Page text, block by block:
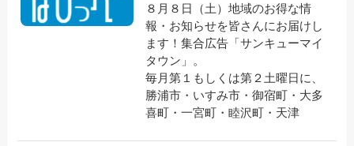
８月８日（土）地域のお得な情
報・お知らせを皆さんにお届けし
ます！集合広告「サンキューマイ
タウン」。
毎月第１もしくは第２土曜日に、
勝浦市・いすみ市・御宿町・大多
喜町・一宮町・睦沢町・天津